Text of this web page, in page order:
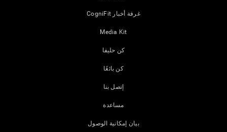
غرفة أخبار CogniFit
Media Kit
كن حليفا
كن بائعًا
إتصل بنا
مساعدة
بيان إمكانية الوصول